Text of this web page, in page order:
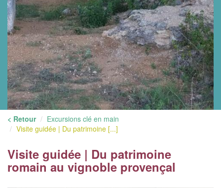
< Retour
Excursions clé en main
Visite guidée | Du patrimoine [...]
Visite guidée | Du patrimoine
romain au vignoble provençal